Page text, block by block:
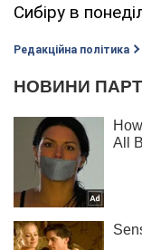
Сибіру в
Редакційна політика